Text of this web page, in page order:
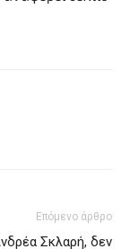
Επόμενο άρθρο
Σκλαρή, δεν